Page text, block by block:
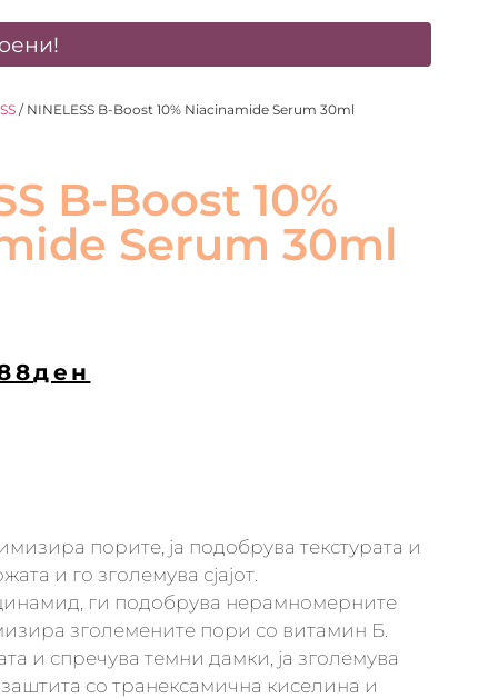
/ NINELESS B-Boost 10% Niacinamide Serum 30ml
B-Boost 10%
Serum 30ml
ден
порите, ја подобрува текстурата и
и го зголемува сјајот.
ги подобрува нерамномерните
зголемените пори со витамин Б.
и спречува темни дамки, ја зголемува
со транексамична киселина и